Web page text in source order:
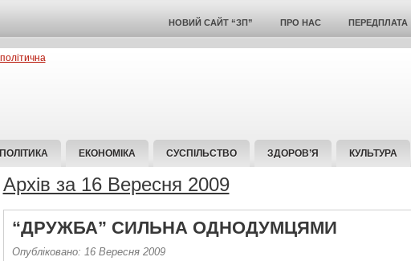
НОВИЙ САЙТ “ЗП” ПРО НАС ПЕРЕДПЛАТА
ПОЛІТИКА ЕКОНОМІКА СУСПІЛЬСТВО ЗДОРОВ’Я КУЛЬТУРА
Архів за 16 Вересня 2009
“ДРУЖБА” СИЛЬНА ОДНОДУМЦЯМИ
Опубліковано: 16 Вересня 2009